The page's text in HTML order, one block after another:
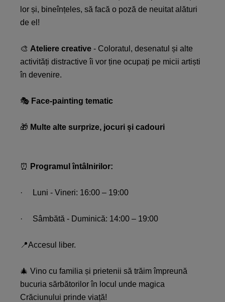
lor și, bineînțeles, să facă o poză de neuitat alături
de el!​
🎨 Ateliere creative - Coloratul, desenatul și alte
activități distractive îi vor ține ocupați pe micii artiști
în devenire.​
🎭 Face-painting tematic
🎁 Multe alte surprize, jocuri și cadouri​
⏰ Programul întâlnirilor:​
· Luni - Vineri: 16:00 – 19:00​
· Sâmbătă - Duminică: 14:00 – 19:00​
📍Accesul liber.​
🎄 Vino cu familia și prietenii să trăim împreună
bucuria sărbătorilor în locul unde magica
Crăciunului prinde viață!